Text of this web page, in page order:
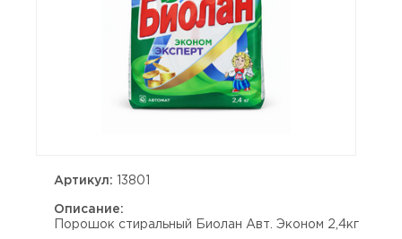
Артикул: 13801
Описание:
Порошок стиральный Биолан Авт. Эконом 2,4кг